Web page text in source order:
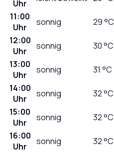
Uhr
11:00
Uhr
sonnig 29°C
12:00
Uhr
sonnig 30°C
13:00
Uhr
sonnig 31 °C
14:00
Uhr
sonnig 32°C
15:00
Uhr
sonnig 32°C
16:00
Uhr
sonnig 32°C